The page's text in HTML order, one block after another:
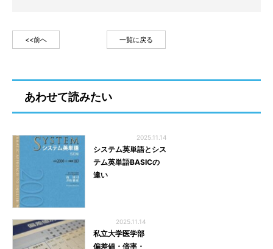
<<前へ 一覧に戻る
あわせて読みたい
2025.11.14
システム英単語とシス
テム英単語BASICの
違い
2025.11.14
私立大学医学部
偏差値・倍率・